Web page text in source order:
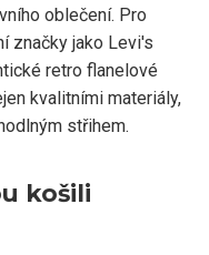
oblečení. Pro
značky jako Levi's
retro flanelové
kvalitními materiály,
střihem.
košili